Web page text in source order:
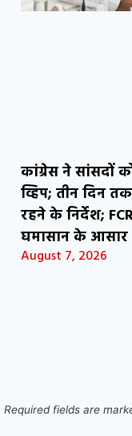
कांग्रेस ने सांसदों
व्हिप; तीन दिन
रहने के निर्देश;
घमासान के आसार
August 7, 2026
Required fields are